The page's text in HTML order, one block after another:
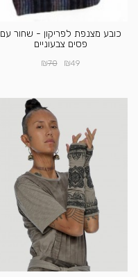
כובע מצנפת לפריקון - שחור עם
פסים צבעוניים
₪49
₪70